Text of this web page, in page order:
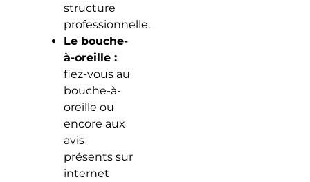
structure
professionnelle.
Le bouche-
à-oreille :
fiez-vous au
bouche-à-
oreille ou
encore aux
avis
présents sur
internet